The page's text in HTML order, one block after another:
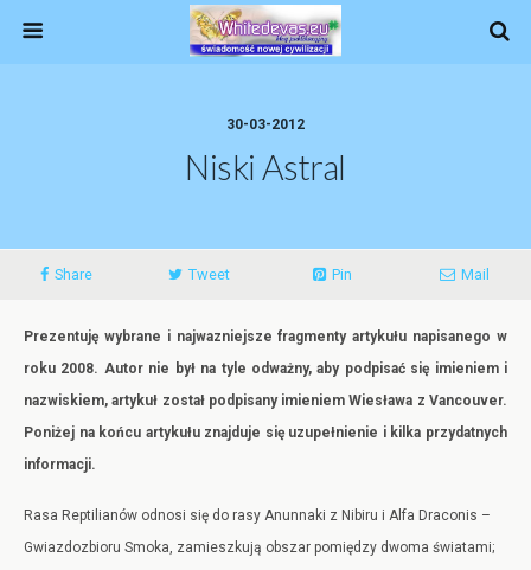
30-03-2012
Niski Astral
Share Tweet Pin Mail
Prezentuję wybrane i najwazniejsze fragmenty artykułu napisanego w
roku 2008. Autor nie był na tyle odważny, aby podpisać się imieniem i
nazwiskiem, artykuł został podpisany imieniem Wiesława z Vancouver.
Poniżej na końcu artykułu znajduje się uzupełnienie i kilka przydatnych
informacji.
Rasa Reptilianów odnosi się do rasy Anunnaki z Nibiru i Alfa Draconis –
Gwiazdozbioru Smoka, zamieszkują obszar pomiędzy dwoma światami;